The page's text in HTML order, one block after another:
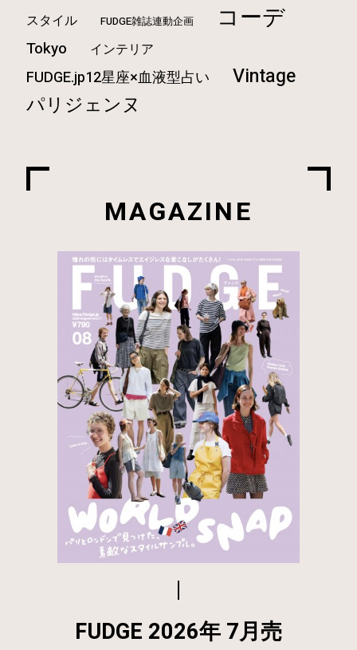
スタイル FUDGE雑誌連動企画 コーデ
Tokyo インテリア
FUDGE.jp12星座×血液型占い Vintage
パリジェンヌ
MAGAZINE
FUDGE 2026年 7月売